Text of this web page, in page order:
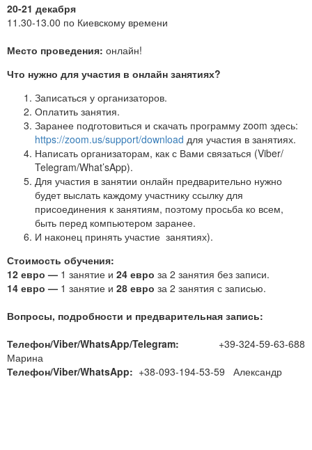
20-21 декабря
11.30-13.00 по Киевскому времени
Место проведения: онлайн!
Что нужно для участия в онлайн занятиях?
Записаться у организаторов.
Оплатить занятия.
Заранее подготовиться и скачать программу zoom здесь:
https://zoom.us/support/download для участия в занятиях.
Написать организаторам, как с Вами связаться (Viber/
Telegram/What’sApp).
Для участия в занятии онлайн предварительно нужно
будет выслать каждому участнику ссылку для
присоединения к занятиям, поэтому просьба ко всем,
быть перед компьютером заранее.
И наконец принять участие занятиях).
Стоимость обучения:
12 евро — 1 занятие и 24 евро за 2 занятия без записи.
14 евро — 1 занятие и 28 евро за 2 занятия с записью.
Вопросы, подробности и предварительная запись:
Телефон/Viber/WhatsApp/Telegram: +39-324-59-63-688
Марина
Телефон/Viber/WhatsApp: +38-093-194-53-59 Александр